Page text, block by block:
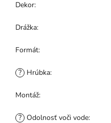
Dekor:
Drážka:
Formát:
? Hrúbka:
Montáž:
? Odolnosť voči vode: